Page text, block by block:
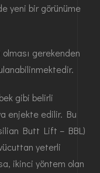
yeni bir görünüme
gerekenden
gibi belirli
enjekte edilir. Bu
Butt Lift – BBL)
yeterli
ikinci yöntem olan